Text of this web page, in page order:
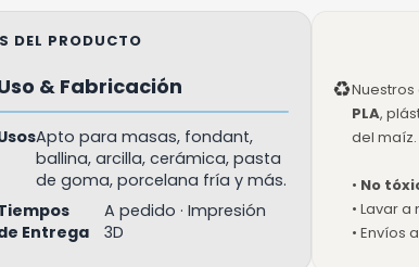
DEL PRODUCTO
& Fabricación
Apto para masas, fondant,
ballina, arcilla, cerámica, pasta
de goma, porcelana fría y más.
Entrega
A pedido · Impresión
3D
♻
PLA,
del maíz.
• No
• Lavar
• Envíos